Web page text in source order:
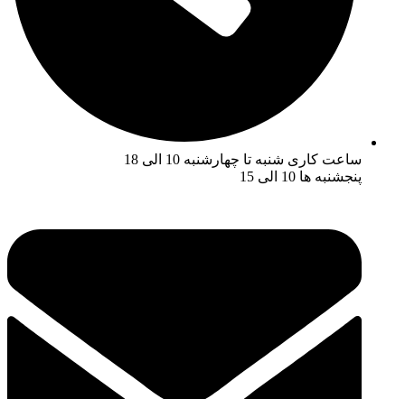
ساعت کاری شنبه تا چهارشنبه 10 الی 18
پنجشنبه ها 10 الی 15